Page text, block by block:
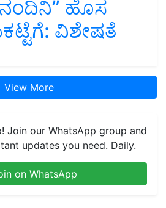
ಹೊಸ
ವಿಶೇಷತೆ
View More
Join our WhatsApp group and
updates you need. Daily.
on WhatsApp